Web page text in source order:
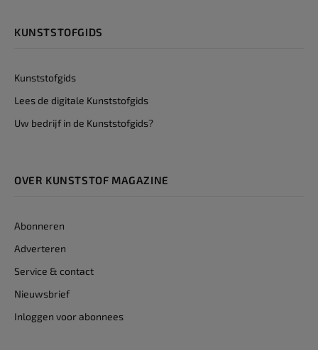
KUNSTSTOFGIDS
Kunststofgids
Lees de digitale Kunststofgids
Uw bedrijf in de Kunststofgids?
OVER KUNSTSTOF MAGAZINE
Abonneren
Adverteren
Service & contact
Nieuwsbrief
Inloggen voor abonnees